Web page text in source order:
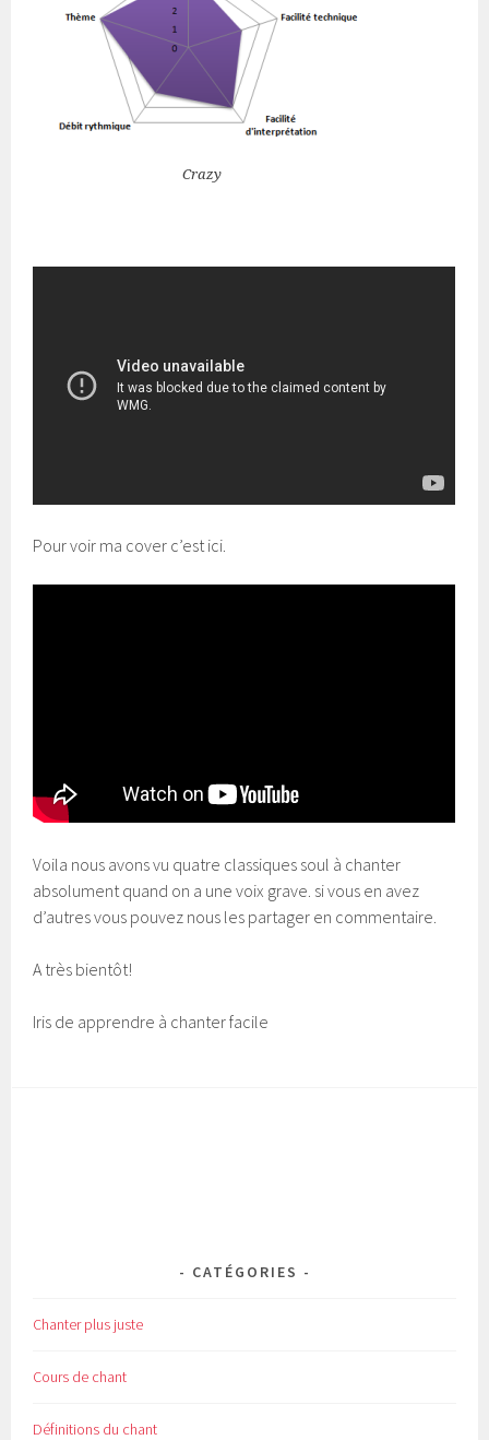
Crazy
Pour voir ma cover c’est ici.
Voila nous avons vu quatre classiques soul à chanter
absolument quand on a une voix grave. si vous en avez
d’autres vous pouvez nous les partager en commentaire.
A très bientôt!
Iris de apprendre à chanter facile
CATÉGORIES
Chanter plus juste
Cours de chant
Définitions du chant